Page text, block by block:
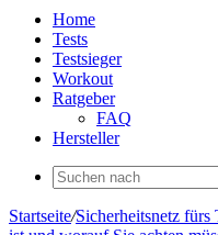
Home
Tests
Testsieger
Workout
Ratgeber
FAQ
Hersteller
Startseite/Sicherheitsnetz